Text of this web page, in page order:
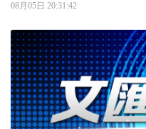
08月05日 20:31:42